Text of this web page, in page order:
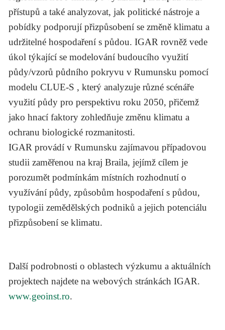
přístupů a také analyzovat, jak politické nástroje a
pobídky podporují přizpůsobení se změně klimatu a
udržitelné hospodaření s půdou. IGAR rovněž vede
úkol týkající se modelování budoucího využití
půdy/vzorů půdního pokryvu v Rumunsku pomocí
modelu CLUE-S , který analyzuje různé scénáře
využití půdy pro perspektivu roku 2050, přičemž
jako hnací faktory zohledňuje změnu klimatu a
ochranu biologické rozmanitosti.
IGAR provádí v Rumunsku zajímavou případovou
studii zaměřenou na kraj Braila, jejímž cílem je
porozumět podmínkám místních rozhodnutí o
využívání půdy, způsobům hospodaření s půdou,
typologii zemědělských podniků a jejich potenciálu
přizpůsobení se klimatu.
Další podrobnosti o oblastech výzkumu a aktuálních
projektech najdete na webových stránkách IGAR.
www.geoinst.ro.